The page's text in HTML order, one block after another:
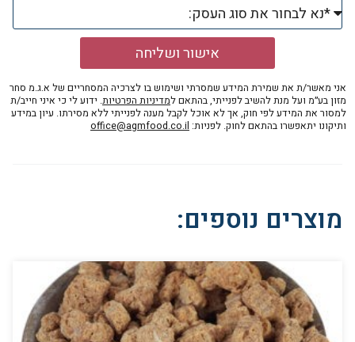
אישור ושליחה
אני מאשר/ת את שמירת המידע שמסרתי ושימוש בו לצרכיה המסחריים של א.ג.מ סחר
מזון בע״מ ועל מנת להשיב לפנייתי, בהתאם למדיניות הפרטיות. ידוע לי כי איני חייב/ת
למסור את המידע לפי חוק, אך לא אוכל לקבל מענה לפנייתי ללא מסירתו. עיון במידע
ותיקונו יתאפשרו בהתאם לחוק. לפניות: office@agmfood.co.il
מוצרים נוספים: